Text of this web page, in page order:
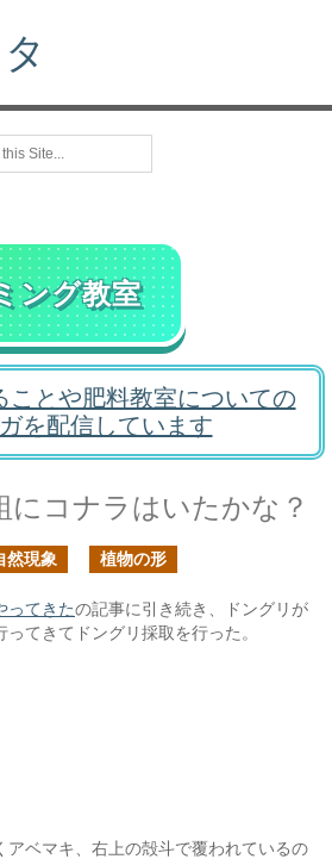
ング教室
ことや肥料教室についての
を配信しています
にコナラはいたかな？
然現象 植物の形
ってきたの記事に引き続き、ドングリが
てきてドングリ採取を行った。
アベマキ、右上の殻斗で覆われているの